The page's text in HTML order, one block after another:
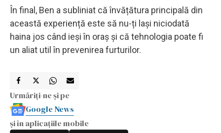
În final, Ben a subliniat că învățătura principală din
această experiență este să nu-ți lași niciodată
haina jos când ieși în oraș și că tehnologia poate fi
un aliat util în prevenirea furturilor.
Urmăriți-ne și pe
Google News
și în aplicațiile mobile